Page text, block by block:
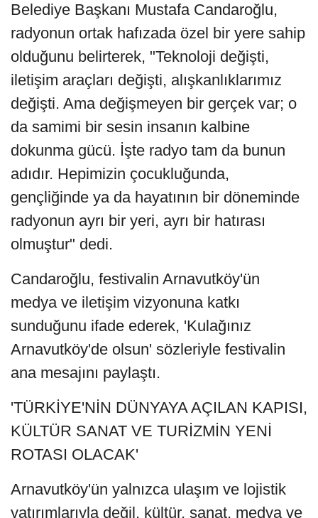
Belediye Başkanı Mustafa Candaroğlu,
radyonun ortak hafızada özel bir yere sahip
olduğunu belirterek, "Teknoloji değişti,
iletişim araçları değişti, alışkanlıklarımız
değişti. Ama değişmeyen bir gerçek var; o
da samimi bir sesin insanın kalbine
dokunma gücü. İşte radyo tam da bunun
adıdır. Hepimizin çocukluğunda,
gençliğinde ya da hayatının bir döneminde
radyonun ayrı bir yeri, ayrı bir hatırası
olmuştur" dedi.
Candaroğlu, festivalin Arnavutköy'ün
medya ve iletişim vizyonuna katkı
sunduğunu ifade ederek, 'Kulağınız
Arnavutköy'de olsun' sözleriyle festivalin
ana mesajını paylaştı.
'TÜRKİYE'NİN DÜNYAYA AÇILAN KAPISI,
KÜLTÜR SANAT VE TURİZMİN YENİ
ROTASI OLACAK'
Arnavutköy'ün yalnızca ulaşım ve lojistik
yatırımlarıyla değil, kültür, sanat, medya ve